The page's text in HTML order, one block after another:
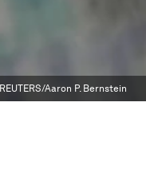
REUTERS/Aaron P. Bernstein